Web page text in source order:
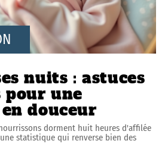
nuits : astuces
pour une
douceur
dorment huit heures d'affilée
statistique qui renverse bien des